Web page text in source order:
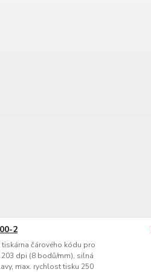
2
čárového kódu pro
dpi (8 bodů/mm), silná
max. rychlost tisku 250